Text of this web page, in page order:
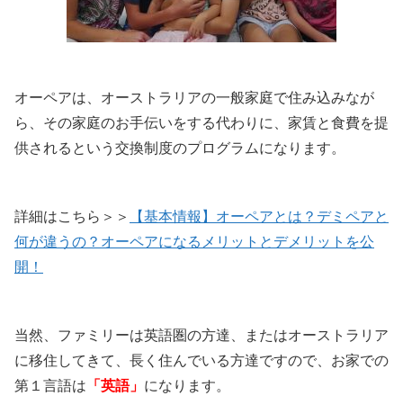
オーペアは、オーストラリアの一般家庭で住み込みなが
ら、その家庭のお手伝いをする代わりに、家賃と食費を提
供されるという交換制度のプログラムになります。
詳細はこちら＞＞
【基本情報】オーペアとは？デミペアと
何が違うの？オーペアになるメリットとデメリットを公
開！
当然、ファミリーは英語圏の方達、またはオーストラリア
に移住してきて、長く住んでいる方達ですので、お家での
第１言語は 「英語」 になります。